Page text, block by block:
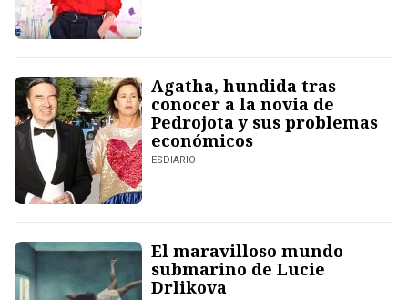
Agatha, hundida tras
conocer a la novia de
Pedrojota y sus problemas
económicos
ESDIARIO
El maravilloso mundo
submarino de Lucie
Drlikova